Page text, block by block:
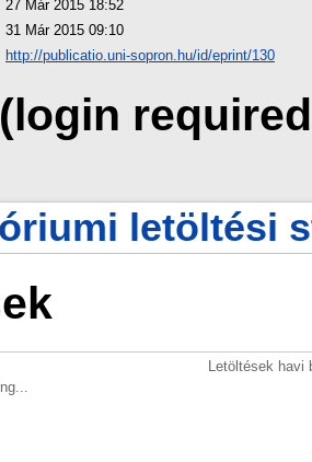
27 Már 2015 18:52
31 Már 2015 09:10
http://publicatio.uni-sopron.hu/id/eprint/130
letöltési
Letöltések havi